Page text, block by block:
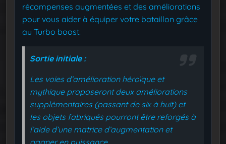
récompenses augmentées et des améliorations
pour vous aider à équiper votre bataillon grâce
au Turbo boost.
Sortie initiale :
Les voies d’amélioration héroïque et
mythique proposeront deux améliorations
supplémentaires (passant de six à huit) et
les objets fabriqués pourront être reforgés à
l’aide d’une matrice d’augmentation et